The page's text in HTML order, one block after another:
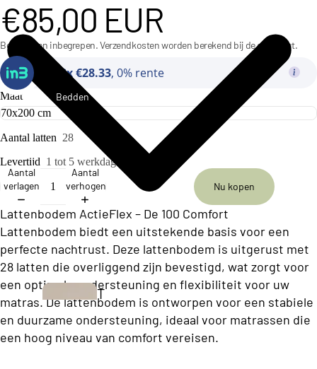
e
ll
ll
e
ti
o
n
B
u
Bedden
T
w
e
€85,00 EUR
Belastingen inbegrepen. Verzendkosten worden berekend bij de checkout.
3x €28.33, 0% rente
Maat
Aantal latten 28
Levertijd 1 tot 5 werkdagen
Aantal
verlagen
Aantal
verhogen
Nu kopen
Lattenbodem ActieFlex – De 100 Comfort
Lattenbodem biedt een uitstekende basis voor een
perfecte nachtrust. Deze lattenbodem is uitgerust met
28 latten die overliggend zijn bevestigd, wat zorgt voor
een optimale ondersteuning en flexibiliteit voor uw
matras. De lattenbodem is ontworpen voor een stabiele
en duurzame ondersteuning, ideaal voor matrassen die
een hoog niveau van comfort vereisen.